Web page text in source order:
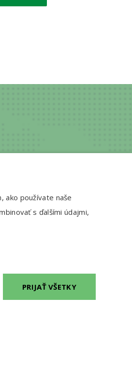
ako používate naše
s ďalšími údajmi,
PRIJAŤ VŠETKY